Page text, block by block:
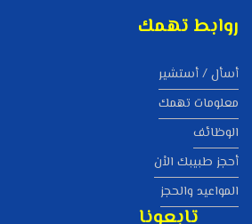
روابط تهمك
أسأل / أستشير
معلومات تهمك
الوظائف
أحجز طبيبك الاْن
المواعيد والحجز
تابعونا